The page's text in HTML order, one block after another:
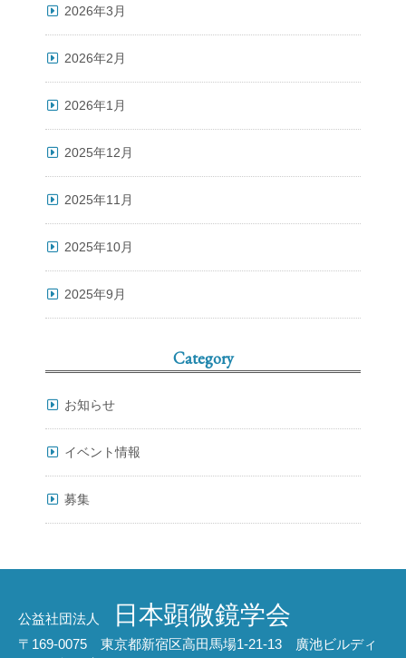
2026年3月
2026年2月
2026年1月
2025年12月
2025年11月
2025年10月
2025年9月
Category
お知らせ
イベント情報
募集
公益社団法人 日本顕微鏡学会
〒169-0075 東京都新宿区高田馬場1-21-13 廣池ビルディ